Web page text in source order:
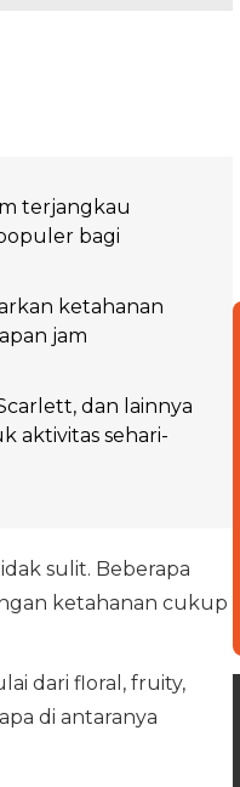
terjangkau
bagi
ketahanan
jam
dan lainnya
aktivitas sehari-
sulit. Beberapa
ketahanan cukup
dari floral, fruity,
di antaranya